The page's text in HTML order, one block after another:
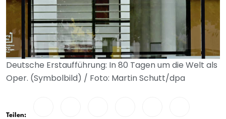
Deutsche Erstaufführung: In 80 Tagen um die Welt als
Oper. (Symbolbild) / Foto: Martin Schutt/dpa
Teilen: